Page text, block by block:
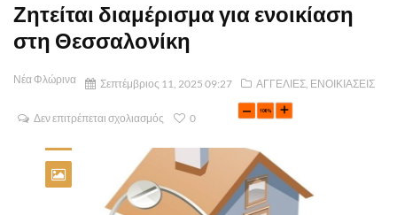
Ζητείται διαμέρισμα για ενοικίαση
στη Θεσσαλονίκη
Νέα Φλώρινα Σεπτέμβριος 11, 2025 09:27 ΑΓΓΕΛΙΕΣ, ΕΝΟΙΚΙΑΣΕΙΣ
Δεν επιτρέπεται σχολιασμός 0